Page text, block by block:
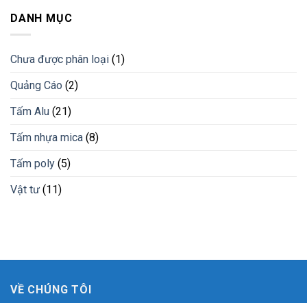
DANH MỤC
Chưa được phân loại (1)
Quảng Cáo (2)
Tấm Alu (21)
Tấm nhựa mica (8)
Tấm poly (5)
Vật tư (11)
VỀ CHÚNG TÔI